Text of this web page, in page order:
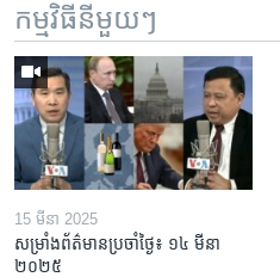
កម្មវិធី​នីមួយៗ
15 មីនា 2025
សម្រាំងព័ត៌មានប្រចាំថ្ងៃ៖ ១៤ មីនា
២០២៥